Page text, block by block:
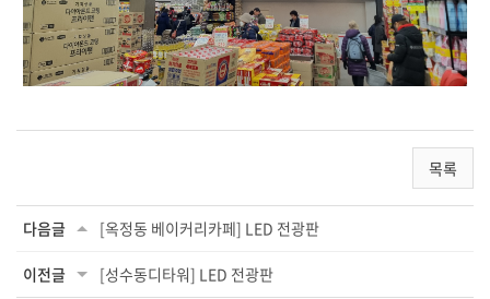
목록
다음글 [옥정동 베이커리카페] LED 전광판
이전글 [성수동디타워] LED 전광판